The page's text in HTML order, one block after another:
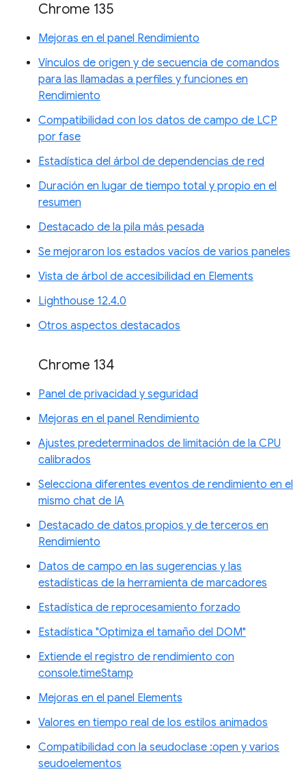
Chrome 135
Mejoras en el panel Rendimiento
Vínculos de origen y de secuencia de comandos
para las llamadas a perfiles y funciones en
Rendimiento
Compatibilidad con los datos de campo de LCP
por fase
Estadística del árbol de dependencias de red
Duración en lugar de tiempo total y propio en el
resumen
Destacado de la pila más pesada
Se mejoraron los estados vacíos de varios paneles
Vista de árbol de accesibilidad en Elements
Lighthouse 12.4.0
Otros aspectos destacados
Chrome 134
Panel de privacidad y seguridad
Mejoras en el panel Rendimiento
Ajustes predeterminados de limitación de la CPU
calibrados
Selecciona diferentes eventos de rendimiento en el
mismo chat de IA
Destacado de datos propios y de terceros en
Rendimiento
Datos de campo en las sugerencias y las
estadísticas de la herramienta de marcadores
Estadística de reprocesamiento forzado
Estadística "Optimiza el tamaño del DOM"
Extiende el registro de rendimiento con
console.timeStamp
Mejoras en el panel Elements
Valores en tiempo real de los estilos animados
Compatibilidad con la seudoclase :open y varios
seudoelementos